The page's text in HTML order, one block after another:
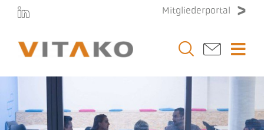
Zum
springen
Mitgliederportal
Vitako
Themen